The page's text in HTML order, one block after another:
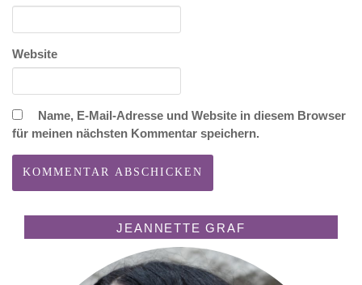
Website
Name, E-Mail-Adresse und Website in diesem Browser
für meinen nächsten Kommentar speichern.
JEANNETTE GRAF